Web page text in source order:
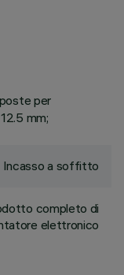
per
mm;
Incasso a soffitto
completo di
elettronico